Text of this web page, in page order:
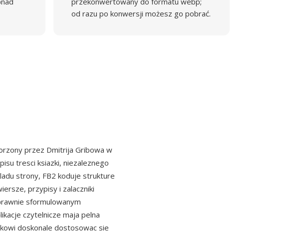
od razu po konwersji możesz go pobrać.
przez Dmitrija Gribowa w
tresci ksiazki, niezaleznego
strony, FB2 koduje strukture
przypisy i zalaczniki
sformulowanym
czytelnicze maja pelna
doskonale dostosowac sie